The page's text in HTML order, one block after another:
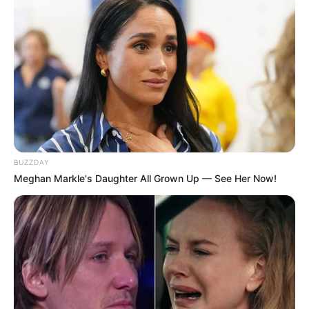
O presidente sancionou o Orçamento de 2022 que estipula
reajuste de R$ 1,7 bilhão para funcionários
públicos. —Foto/Reprodução
BUZZDAY
Meghan Markle's Daughter All Grown Up — See Her Now!